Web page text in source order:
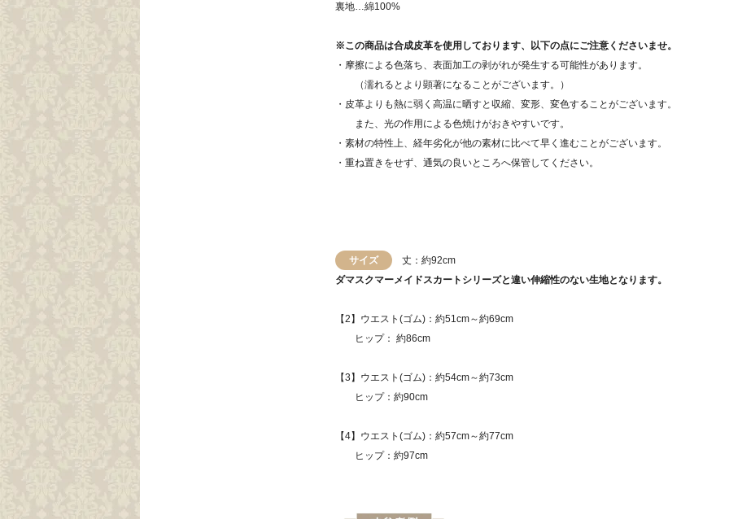
裏地…綿100%
※この商品は合成皮革を使用しております、以下の点にご注意くださいませ。
・摩擦による色落ち、表面加工の剥がれが発生する可能性があります。
（濡れるとより顕著になることがございます。）
・皮革よりも熱に弱く高温に晒すと収縮、変形、変色することがございます。
また、光の作用による色焼けがおきやすいです。
・素材の特性上、経年劣化が他の素材に比べて早く進むことがございます。
・重ね置きをせず、通気の良いところへ保管してください。
サイズ
丈：約92cm
ダマスクマーメイドスカートシリーズと違い伸縮性のない生地となります。
【2】ウエスト(ゴム)：約51cm～約69cm
ヒップ： 約86cm
【3】ウエスト(ゴム)：約54cm～約73cm
ヒップ：約90cm
【4】ウエスト(ゴム)：約57cm～約77cm
ヒップ：約97cm